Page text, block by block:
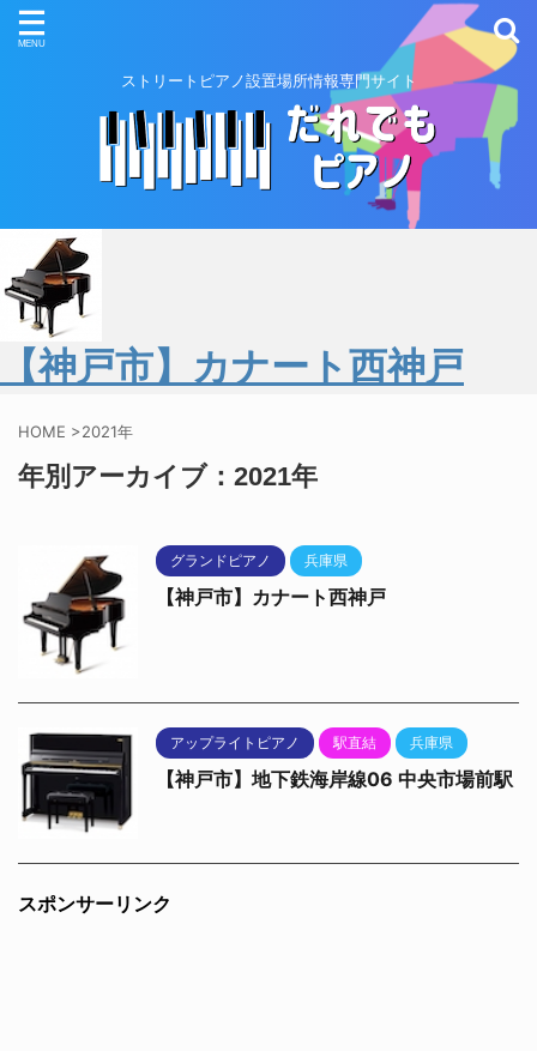
ストリートピアノ設置場所情報専門サイト
【神戸市】カナート西神戸
HOME >2021年
年別アーカイブ：2021年
グランドピアノ 兵庫県
【神戸市】カナート西神戸
アップライトピアノ 駅直結 兵庫県
【神戸市】地下鉄海岸線06 中央市場前駅
スポンサーリンク